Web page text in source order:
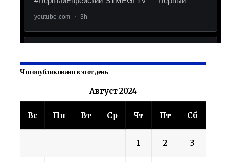
Что опубликовано в этот день
Август 2024
Вс Пн Вт Ср Чт Пт Сб
1 2 3